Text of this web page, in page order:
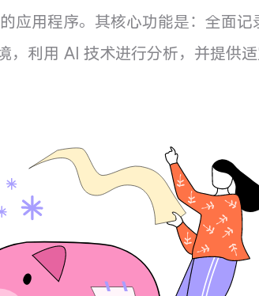
用程序。其核心功能是：全面记
利用 AI 技术进行分析，并提供适